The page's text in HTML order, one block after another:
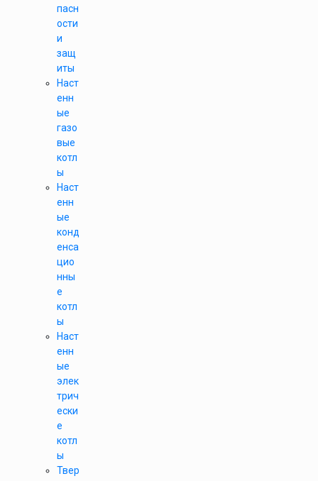
пасн
ости
и
защ
иты
Наст
енн
ые
газо
вые
котл
ы
Наст
енн
ые
конд
енса
цио
нны
е
котл
ы
Наст
енн
ые
элек
трич
ески
е
котл
ы
Твер